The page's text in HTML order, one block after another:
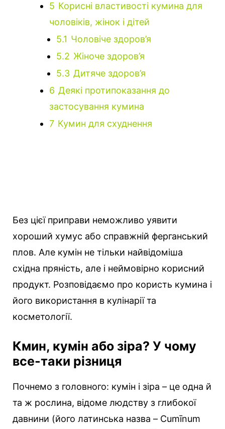
5 Корисні властивості кумина для
чоловіків, жінок і дітей
5.1 Чоловіче здоров’я
5.2 Жіноче здоров’я
5.3 Дитяче здоров’я
6 Деякі протипоказання до
застосування кумина
7 Кумин для схуднення
Без цієї приправи неможливо уявити
хороший хумус або справжній ферганський
плов. Але кумін не тільки найвідоміша
східна пряність, але і неймовірно корисний
продукт. Розповідаємо про користь кумина і
його використання в кулінарії та
косметології.
Кмин, кумін або зіра? У чому
все-таки різниця
Почнемо з головного: кумін і зіра – це одна й
та ж рослина, відоме людству з глибокої
давнини (його латинська назва – Cumīnum